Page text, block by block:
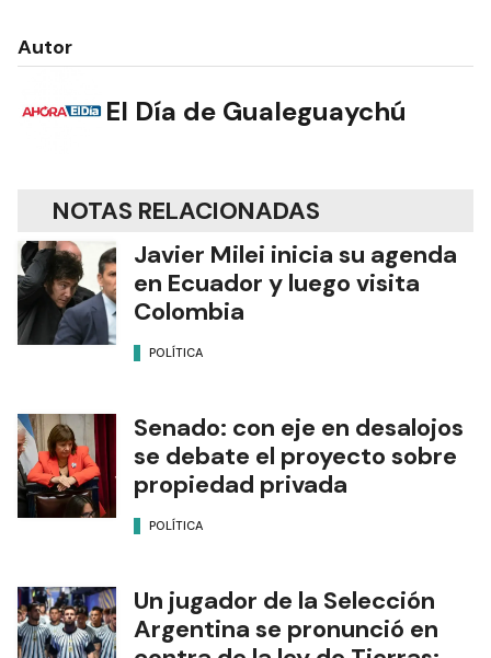
Autor
El Día de Gualeguaychú
NOTAS RELACIONADAS
Javier Milei inicia su agenda
en Ecuador y luego visita
Colombia
POLÍTICA
Senado: con eje en desalojos
se debate el proyecto sobre
propiedad privada
POLÍTICA
Un jugador de la Selección
Argentina se pronunció en